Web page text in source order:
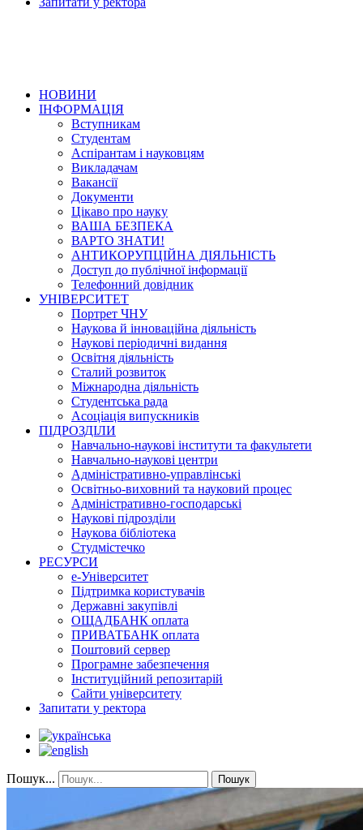
НОВИНИ
ІНФОРМАЦІЯ
Вступникам
Студентам
Аспірантам і науковцям
Викладачам
Вакансії
Документи
Цікаво про науку
ВАША БЕЗПЕКА
ВАРТО ЗНАТИ!
АНТИКОРУПЦІЙНА ДІЯЛЬНІСТЬ
Доступ до публічної інформації
Телефонний довідник
УНІВЕРСИТЕТ
Портрет ЧНУ
Наукова й інноваційна діяльність
Наукові періодичні видання
Освітня діяльність
Сталий розвиток
Міжнародна діяльність
Студентська рада
Асоціація випускників
ПІДРОЗДІЛИ
Навчально-наукові інститути та факультети
Навчально-наукові центри
Адміністративно-управлінські
Освітньо-виховний та науковий процес
Адміністративно-господарські
Наукові підрозділи
Наукова бібліотека
Студмістечко
РЕСУРСИ
е-Університет
Підтримка користувачів
Державні закупівлі
ОЩАДБАНК оплата
ПРИВАТБАНК оплата
Поштовий сервер
Програмне забезпечення
Інституційний репозитарій
Сайти університету
Запитати у ректора
Пошук... Пошук